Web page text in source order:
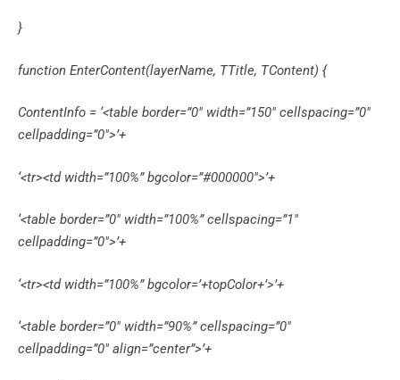
}
function EnterContent(layerName, TTitle, TContent) {
ContentInfo = ‘<table border=”0″ width=”150″ cellspacing=”0″
cellpadding=”0″>’+
‘<tr><td width=”100%” bgcolor=”#000000″>’+
‘<table border=”0″ width=”100%” cellspacing=”1″
cellpadding=”0″>’+
‘<tr><td width=”100%” bgcolor=’+topColor+’>’+
‘<table border=”0″ width=”90%” cellspacing=”0″
cellpadding=”0″ align=”center”>’+